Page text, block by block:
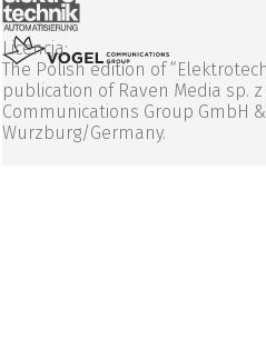
Licencja:
The Polish edition of
publication of Raven Media sp.
Communications Group GmbH &
Wurzburg/Germany.